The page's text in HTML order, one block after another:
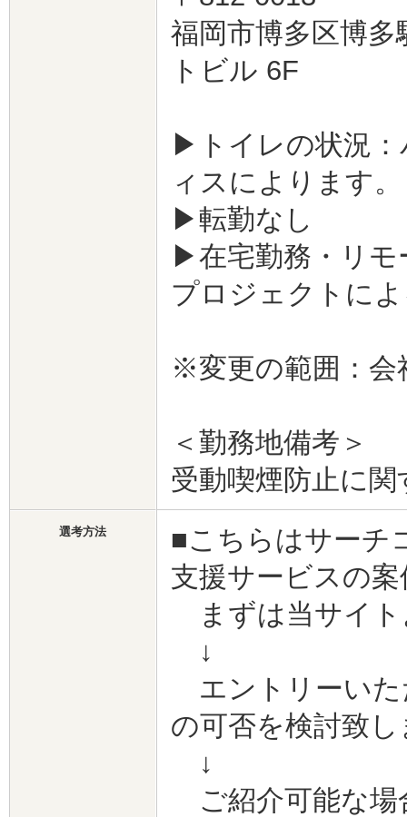
福岡市博多区博
トビル 6F
▶トイレの状況
ィスによります。
▶転勤なし
▶在宅勤務・リモ
プロジェクトに
※変更の範囲：会
＜勤務地備考＞
受動喫煙防止に
選考方法
■こちらはサーチ
支援サービスの
まずは当サイト
↓
エントリーいた
の可否を検討致
↓
ご紹介可能な場